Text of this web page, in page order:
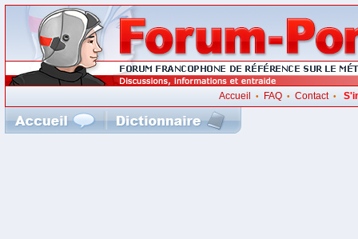
Accueil • FAQ• Contact•